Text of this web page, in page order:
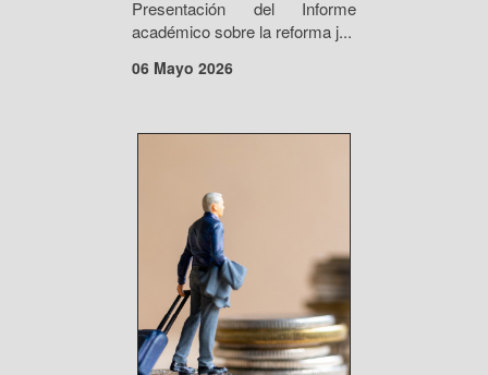
Presentación del Informe
académico sobre la reforma j...
06 Mayo 2026